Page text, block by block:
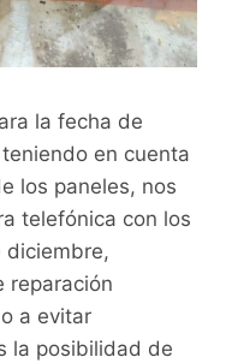
la fecha de
en cuenta
los paneles, nos
telefónica con los
diciembre,
reparación
a evitar
la posibilidad de